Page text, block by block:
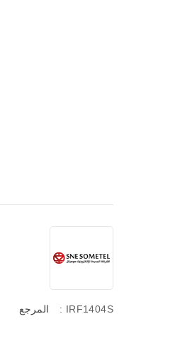
المرجع : IRF1404S